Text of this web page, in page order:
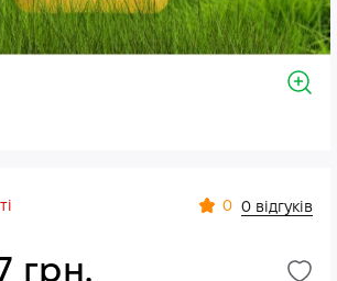
0 0 відгуків
грн.